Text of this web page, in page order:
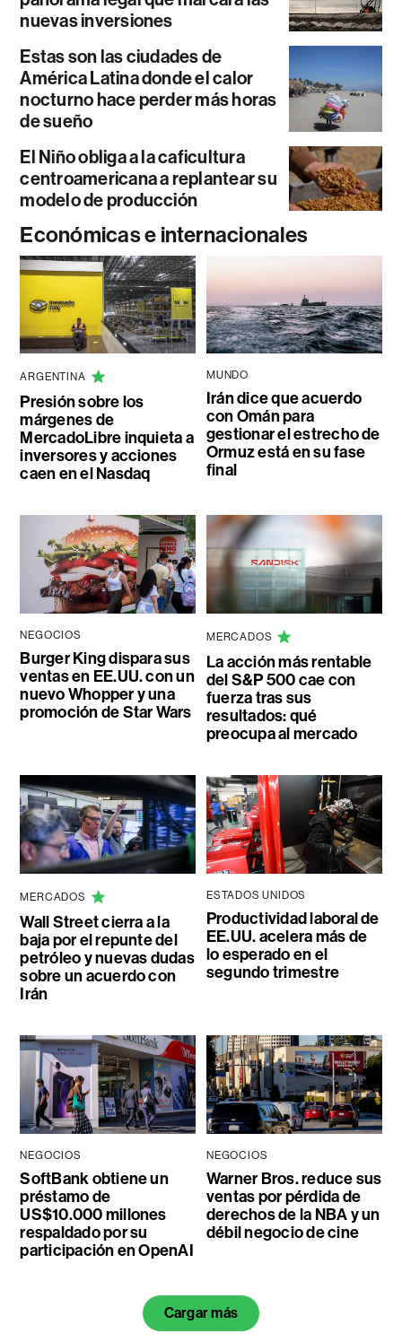
nuevas inversiones
Estas son las ciudades de
América Latina donde el calor
nocturno hace perder más horas
de sueño
El Niño obliga a la caficultura
centroamericana a replantear su
modelo de producción
Económicas e internacionales
ARGENTINA
Presión sobre los
márgenes de
MercadoLibre inquieta a
inversores y acciones
caen en el Nasdaq
MUNDO
Irán dice que acuerdo
con Omán para
gestionar el estrecho de
Ormuz está en su fase
final
NEGOCIOS
Burger King dispara sus
ventas en EE.UU. con un
nuevo Whopper y una
promoción de Star Wars
MERCADOS
La acción más rentable
del S&P 500 cae con
fuerza tras sus
resultados: qué
preocupa al mercado
MERCADOS
Wall Street cierra a la
baja por el repunte del
petróleo y nuevas dudas
sobre un acuerdo con
Irán
ESTADOS UNIDOS
Productividad laboral de
EE.UU. acelera más de
lo esperado en el
segundo trimestre
NEGOCIOS
SoftBank obtiene un
préstamo de
US$10.000 millones
respaldado por su
participación en OpenAI
NEGOCIOS
Warner Bros. reduce sus
ventas por pérdida de
derechos de la NBA y un
débil negocio de cine
Cargar más